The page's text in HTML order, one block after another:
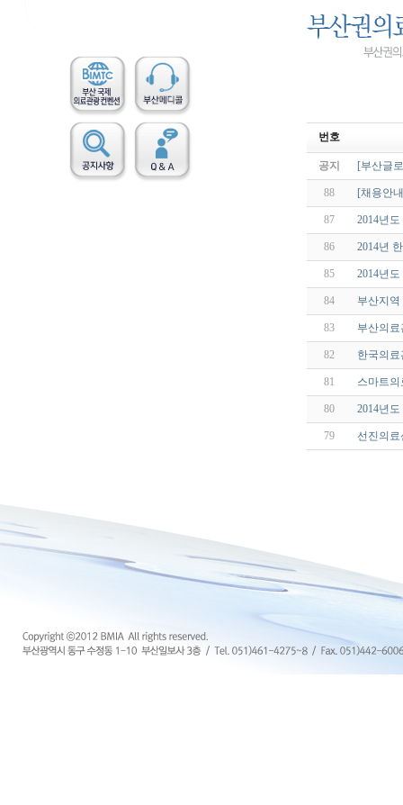
번호
공지 [부산글
88 [채용안
87 2014년
86 2014년
85 2014년
84 부산지
83 부산의
82 한국의
81 스마트
80 2014년
79 선진의